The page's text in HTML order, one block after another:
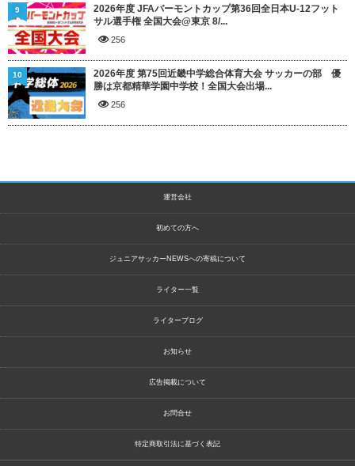
2026年度 JFAバーモントカップ第36回全日本U-12フット
サル選手権 全国大会@東京 8/...
256
9
2026年度 第75回近畿中学総合体育大会 サッカーの部 優
勝は京都精華学園中学校！全国大会出場...
256
10
運営会社
初めての方へ
ジュニアサッカーNEWSへの寄稿について
ライター一覧
ライターブログ
お知らせ
広告掲載について
お問合せ
特定商取引法に基づく表記